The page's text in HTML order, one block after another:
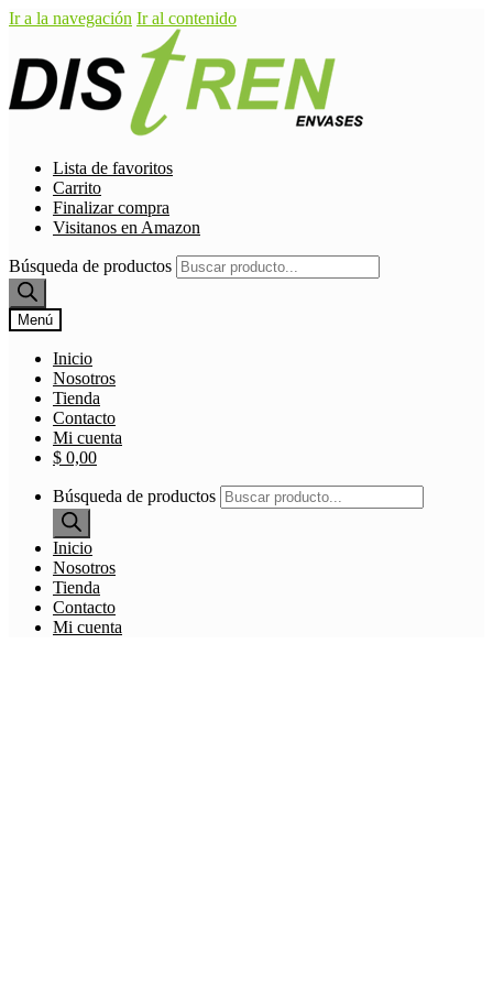
Ir a la navegación Ir al contenido
Lista de favoritos
Carrito
Finalizar compra
Visitanos en Amazon
Búsqueda de productos
Menú
Inicio
Nosotros
Tienda
Contacto
Mi cuenta
$ 0,00
Búsqueda de productos
Inicio
Nosotros
Tienda
Contacto
Mi cuenta